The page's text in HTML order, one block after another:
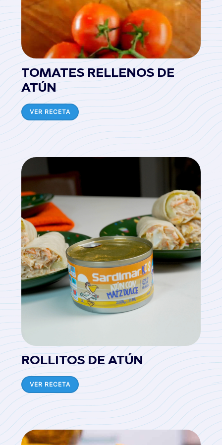
TOMATES RELLENOS DE
ATÚN
VER RECETA
ROLLITOS DE ATÚN
VER RECETA